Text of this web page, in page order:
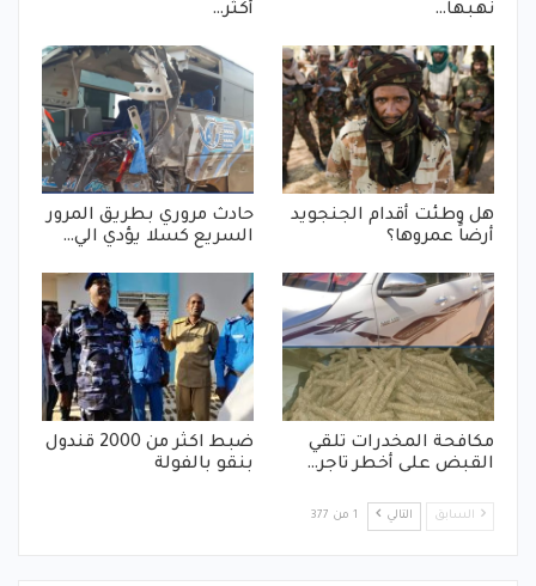
نهبها…
أكثر…
هل وطئت أقدام الجنجويد
أرضاً عمروها؟
حادث مروري بطريق المرور
السريع كسلا يؤدي الي…
مكافحة المخدرات تلقي
القبض على أخطر تاجر…
ضبط اكثر من 2000 قندول
بنقو بالفولة
السابق التالي 1 من 377